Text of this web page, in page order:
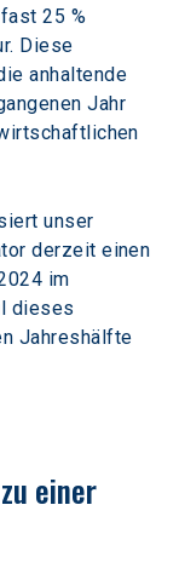
25 %
Diese
anhaltende
Jahr
unser
derzeit einen
im
dieses
Jahreshälfte
einer